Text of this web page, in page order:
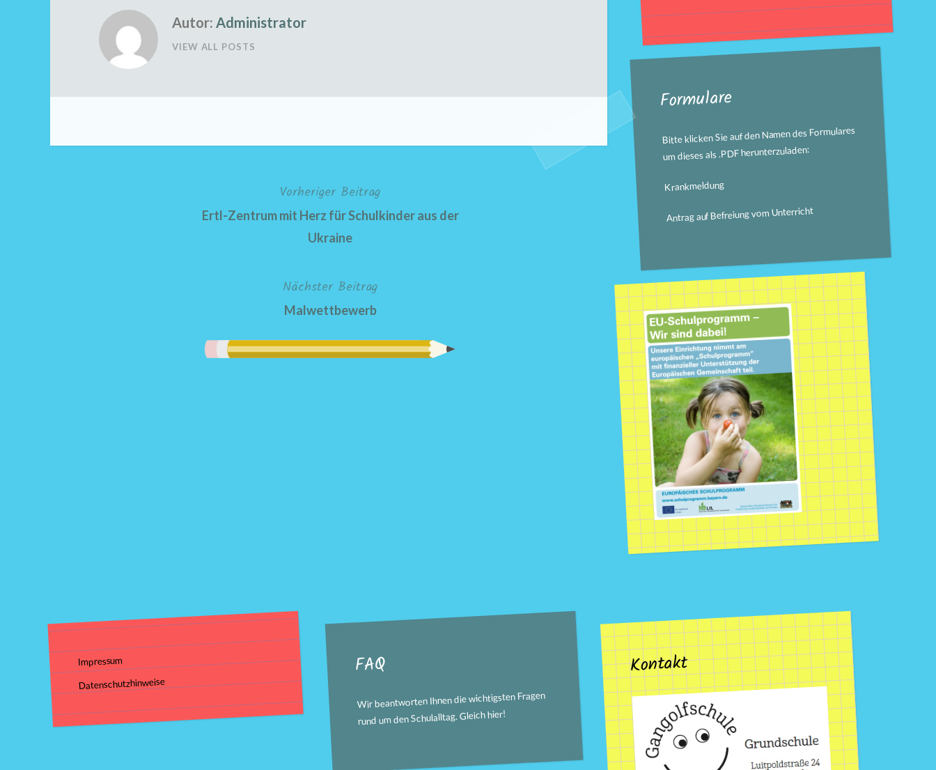
Autor: Administrator
VIEW ALL POSTS
Vorheriger Beitrag
Ertl-Zentrum mit Herz für Schulkinder aus der
Ukraine
Nächster Beitrag
Malwettbewerb
Formulare
Bitte klicken Sie auf den Namen des Formulares
um dieses als .PDF herunterzuladen:
Krankmeldung
Antrag auf Befreiung vom Unterricht
Impressum
Datenschutzhinweise
FAQ
Wir beantworten Ihnen die wichtigsten Fragen
rund um den Schulalltag. Gleichhier!
Kontakt